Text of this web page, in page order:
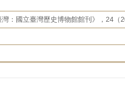
：國立臺灣歷史博物館館刊》，24（